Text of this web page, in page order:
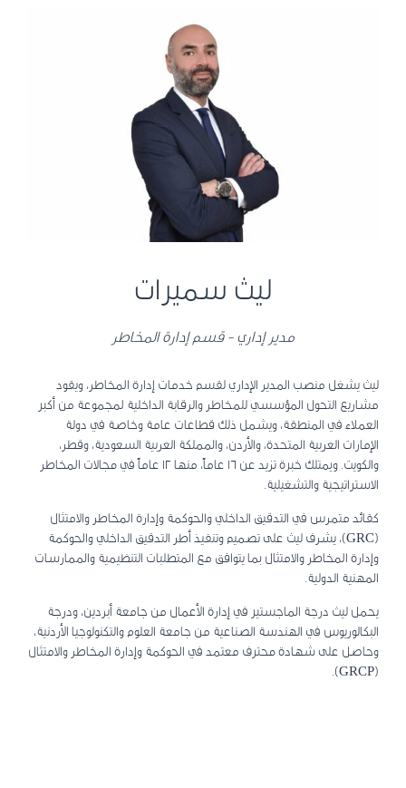
ليث سميرات
مدير إداري - قسم إدارة المخاطر
ليث يشغل منصب المدير الإداري لقسم خدمات إدارة المخاطر، ويقود
مشاريع التحول المؤسسي للمخاطر والرقابة الداخلية لمجموعة من أكبر
العملاء في المنطقة، ويشمل ذلك قطاعات عامة وخاصة في دولة
الإمارات العربية المتحدة، والأردن، والمملكة العربية السعودية، وقطر،
والكويت. ويمتلك خبرة تزيد عن 16 عاماً، منها 12 عاماً في مجالات المخاطر
الاستراتيجية والتشغيلية.
كقائد متمرس في التدقيق الداخلي والحوكمة وإدارة المخاطر والامتثال
(GRC)، يشرف ليث على تصميم وتنفيذ أطر التدقيق الداخلي والحوكمة
وإدارة المخاطر والامتثال بما يتوافق مع المتطلبات التنظيمية والممارسات
المهنية الدولية.
يحمل ليث درجة الماجستير في إدارة الأعمال من جامعة أبردين، ودرجة
البكالوريوس في الهندسة الصناعية من جامعة العلوم والتكنولوجيا الأردنية،
وحاصل على شهادة محترف معتمد في الحوكمة وإدارة المخاطر والامتثال
(GRCP).